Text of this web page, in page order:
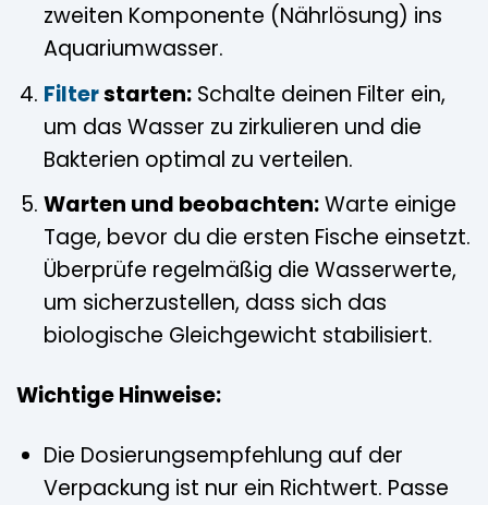
zweiten Komponente (Nährlösung) ins
Aquariumwasser.
Filterstarten:Schalte deinen Filter ein,
um das Wasser zu zirkulieren und die
Bakterien optimal zu verteilen.
Warten und beobachten:Warte einige
Tage, bevor du die ersten Fische einsetzt.
Überprüfe regelmäßig die Wasserwerte,
um sicherzustellen, dass sich das
biologische Gleichgewicht stabilisiert.
Wichtige Hinweise:
Die Dosierungsempfehlung auf der
Verpackung ist nur ein Richtwert. Passe